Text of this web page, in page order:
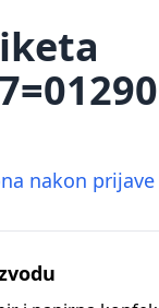
nakon